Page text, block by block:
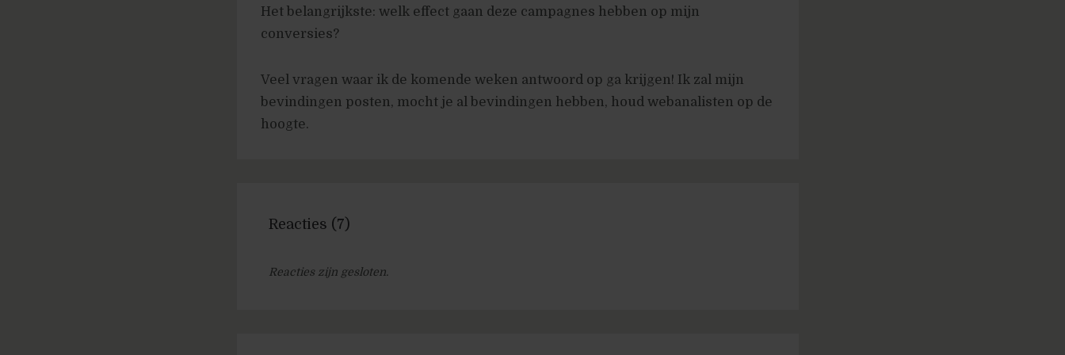
Het belangrijkste: welk effect gaan deze campagnes hebben op mijn
conversies?
Veel vragen waar ik de komende weken antwoord op ga krijgen! Ik zal mijn
bevindingen posten, mocht je al bevindingen hebben, houd webanalisten op de
hoogte.
Reacties (7)
Reacties zijn gesloten.